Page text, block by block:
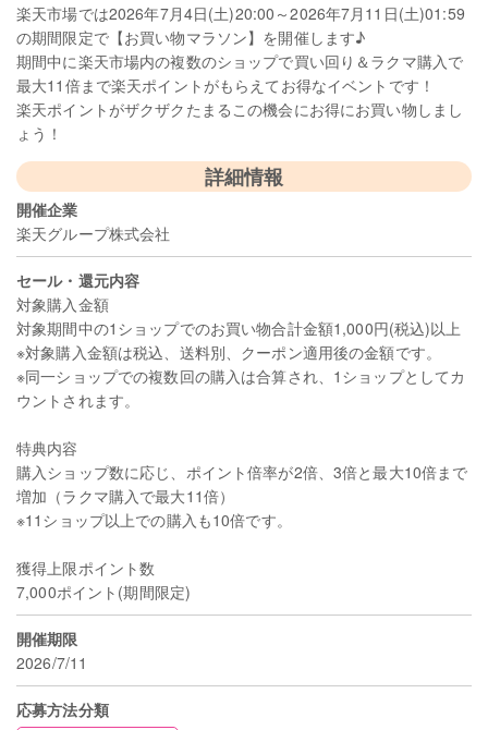
楽天市場では2026年7月4日(土)20:00～2026年7月11日(土)01:59
の期間限定で【お買い物マラソン】を開催します♪
期間中に楽天市場内の複数のショップで買い回り＆ラクマ購入で
最大11倍まで楽天ポイントがもらえてお得なイベントです！
楽天ポイントがザクザクたまるこの機会にお得にお買い物しまし
ょう！
詳細情報
開催企業
楽天グループ株式会社
セール・還元内容
対象購入金額
対象期間中の1ショップでのお買い物合計金額1,000円(税込)以上
※対象購入金額は税込、送料別、クーポン適用後の金額です。
※同一ショップでの複数回の購入は合算され、1ショップとしてカ
ウントされます。
特典内容
購入ショップ数に応じ、ポイント倍率が2倍、3倍と最大10倍まで
増加（ラクマ購入で最大11倍）
※11ショップ以上での購入も10倍です。
獲得上限ポイント数
7,000ポイント(期間限定)
開催期限
2026/7/11
応募方法分類